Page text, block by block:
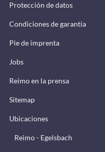
Protección de datos
Condiciones de garantía
Pie de imprenta
Jobs
Reimo en la prensa
Sitemap
Ubicaciones
Reimo - Egelsbach